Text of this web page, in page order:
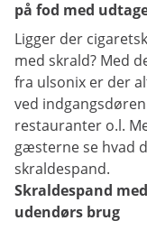
på fod med
Ligger der
med skrald? Med
fra ulsonix er der
ved
restauranter o.l.
gæsterne se hvad
skraldespand.
Skraldespand
udendørs brug